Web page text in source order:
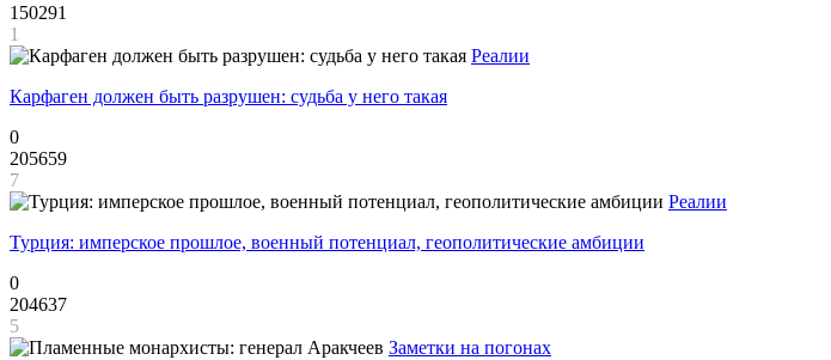
150291
1
Реалии
Карфаген должен быть разрушен: судьба у него такая
0
205659
7
Реалии
Турция: имперское прошлое, военный потенциал, геополитические амбиции
0
204637
5
Заметки на погонах